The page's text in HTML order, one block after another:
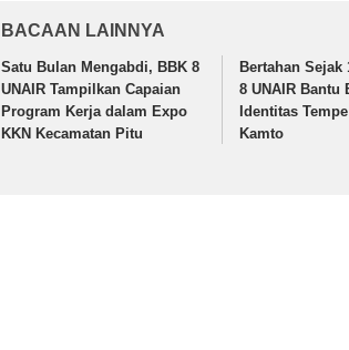
BACAAN LAINNYA
Satu Bulan Mengabdi, BBK 8
UNAIR Tampilkan Capaian
Program Kerja dalam Expo
KKN Kecamatan Pitu
Bertahan Sejak
8 UNAIR Bantu
Identitas
Kamto